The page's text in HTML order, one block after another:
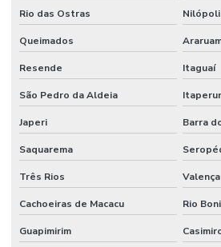
Manutenção industrial preventiva
Manutenção em máquinas industriais
Manutenção de mecânica industrial
Manutenção mecânica de máquinas
Manutenção pneumática industrial
Manutenção preditiva industrial
Manutenção preventiva na indústria
Rio das Ostras
Queimados
Resende Itaguaí
São Pedro da Aldeia
Japeri Barra
Saquarema
Três Rios Valença
Cachoeiras de Macacu Rio
Guapimirim